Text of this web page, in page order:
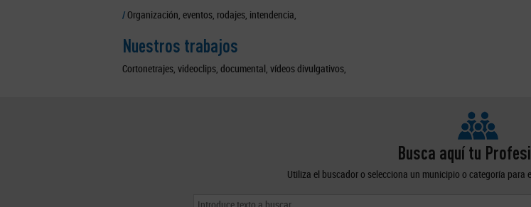
/Organización, eventos, rodajes, intendencia,
Nuestros trabajos
Cortonetrajes, videoclips, documental, vídeos divulgativos,
Busca aquí tu
Utiliza el buscador o selecciona un municipio o categoría para